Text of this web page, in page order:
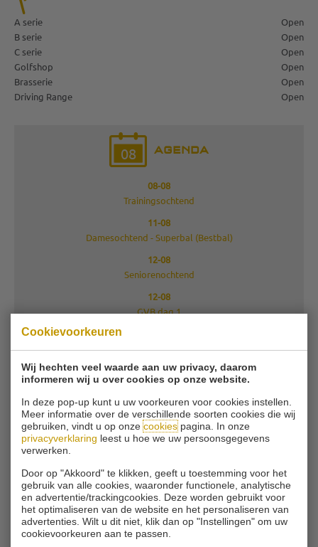
Cookievoorkeuren
Wij hechten veel waarde aan uw privacy, daarom
informeren wij u over cookies op onze website.
In deze pop-up kunt u uw voorkeuren voor cookies instellen.
Meer informatie over de verschillende soorten cookies die wij
gebruiken, vindt u op onzecookiespagina. In onze
privacyverklaring leest u hoe we uw persoonsgegevens
verwerken.
Door op "Akkoord" te klikken, geeft u toestemming voor het
gebruik van alle cookies, waaronder functionele, analytische
en advertentie/trackingcookies. Deze worden gebruikt voor
het optimaliseren van de website en het personaliseren van
advertenties. Wilt u dit niet, klik dan op "Instellingen" om uw
cookievoorkeuren aan te passen.
A serie
Open
B serie
Open
C serie
Open
Golfshop
Open
Brasserie
Open
Driving Range
Open
08 AGENDA
08-08
Trainingsochtend
11-08
Damesochtend - Superbal (Bestbal)
12-08
Seniorenochtend
12-08
GVB dag 1
Trainingsavond
VOLLEDIGE AGENDA
BLIJF OP DE HOOGTE
Schrijf u in en blijf op de hoogte van alle aanbiedingen en
actualiteiten.
VERSTUUR!